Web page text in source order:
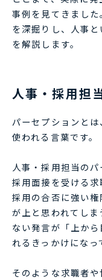
事例を見てきまし
を深掘りし、人事
を解説します。
人事・採用担
パーセプションと
使われる言葉です。
人事・採用担当の
採用面接を受ける求
採用の合否に強い
が上と思われてし
ない発言が「上か
れるきっかけになっ
そのような求職者